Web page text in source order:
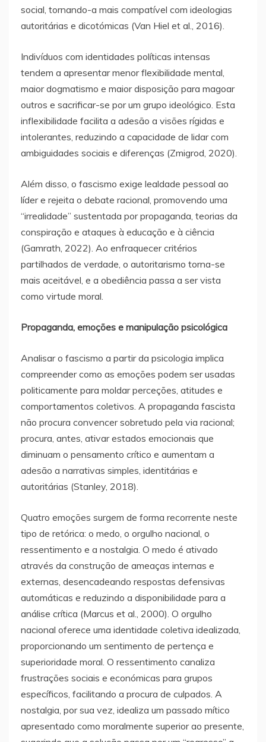
social, tornando-a mais compatível com ideologias
autoritárias e dicotómicas (Van Hiel et al., 2016).
Indivíduos com identidades políticas intensas
tendem a apresentar menor flexibilidade mental,
maior dogmatismo e maior disposição para magoar
outros e sacrificar-se por um grupo ideológico. Esta
inflexibilidade facilita a adesão a visões rígidas e
intolerantes, reduzindo a capacidade de lidar com
ambiguidades sociais e diferenças (Zmigrod, 2020).
Além disso, o fascismo exige lealdade pessoal ao
líder e rejeita o debate racional, promovendo uma
“irrealidade” sustentada por propaganda, teorias da
conspiração e ataques à educação e à ciência
(Gamrath, 2022). Ao enfraquecer critérios
partilhados de verdade, o autoritarismo torna-se
mais aceitável, e a obediência passa a ser vista
como virtude moral.
Propaganda, emoções e manipulação psicológica
Analisar o fascismo a partir da psicologia implica
compreender como as emoções podem ser usadas
politicamente para moldar perceções, atitudes e
comportamentos coletivos. A propaganda fascista
não procura convencer sobretudo pela via racional;
procura, antes, ativar estados emocionais que
diminuam o pensamento crítico e aumentam a
adesão a narrativas simples, identitárias e
autoritárias (Stanley, 2018).
Quatro emoções surgem de forma recorrente neste
tipo de retórica: o medo, o orgulho nacional, o
ressentimento e a nostalgia. O medo é ativado
através da construção de ameaças internas e
externas, desencadeando respostas defensivas
automáticas e reduzindo a disponibilidade para a
análise crítica (Marcus et al., 2000). O orgulho
nacional oferece uma identidade coletiva idealizada,
proporcionando um sentimento de pertença e
superioridade moral. O ressentimento canaliza
frustrações sociais e económicas para grupos
específicos, facilitando a procura de culpados. A
nostalgia, por sua vez, idealiza um passado mítico
apresentado como moralmente superior ao presente,